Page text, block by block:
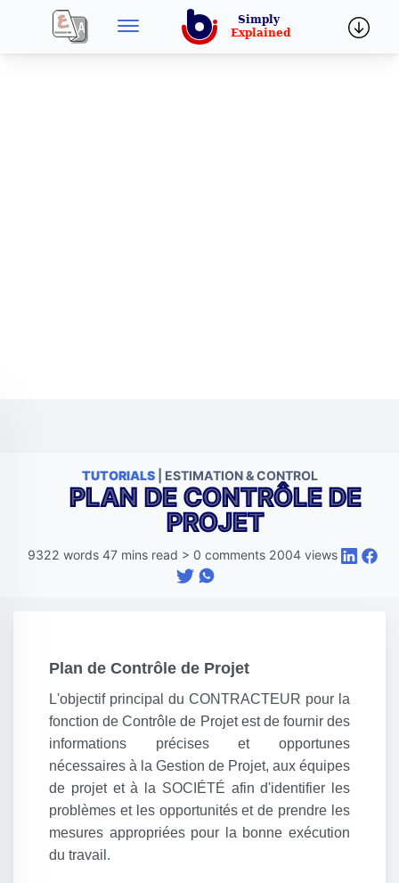
TUTORIALS| ESTIMATION & CONTROL
PLAN DE CONTRÔLE DE
PROJET
9322 words 47 mins read > 0 comments 2004 views
Plan de Contrôle de Projet
L'objectif principal du CONTRACTEUR pour la
fonction de Contrôle de Projet est de fournir des
informations précises et opportunes
nécessaires à la Gestion de Projet, aux équipes
de projet et à la SOCIÉTÉ afin d'identifier les
problèmes et les opportunités et de prendre les
mesures appropriées pour la bonne exécution
du travail.